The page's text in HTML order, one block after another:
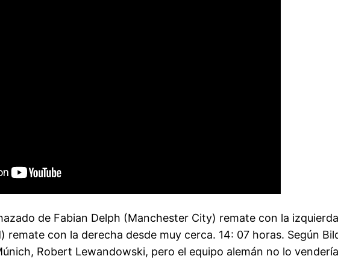
de Fabian Delph (Manchester City) remate con la
con la derecha desde muy cerca. 14: 07 horas. Según
Robert Lewandowski, pero el equipo alemán no lo